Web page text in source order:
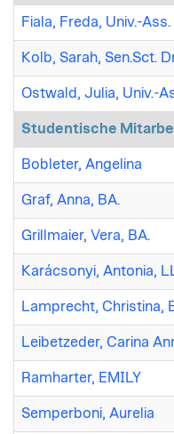
Fiala, Freda, Univ.-Ass.
Kolb, Sarah, Sen.Sct.
Ostwald, Julia, Univ.-
Studentische
Bobleter, Angelina
Graf, Anna, BA.
Grillmaier, Vera, BA.
Karácsonyi, Antonia,
Lamprecht, Christina,
Leibetzeder, Carina
Ramharter, EMILY
Semperboni, Aurelia